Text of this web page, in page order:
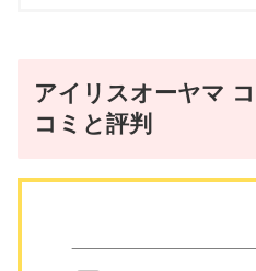
アイリスオーヤマ
コミと評判